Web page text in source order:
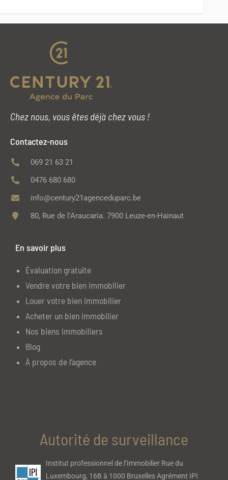
Chez nous, vous êtes déjà chez vous !
Contactez-nous
069 21 63 21
0476 680 680
info@century21agenceduparc.be
80, Rue de l'Araucaria. 7900 Leuze-en-Hainaut
En savoir plus
Évaluation gratuite
Vendre votre bien immobilier
Louer votre bien immobilier
Acheter un bien immobilier
Nos biens immobiliers
Blog
À propos de l’agence
Autorité de surveillance
Institut professionnel de l’Immobilier Rue du
Luxembourg, 16B à 1000 Bruxelles Agrément IPI